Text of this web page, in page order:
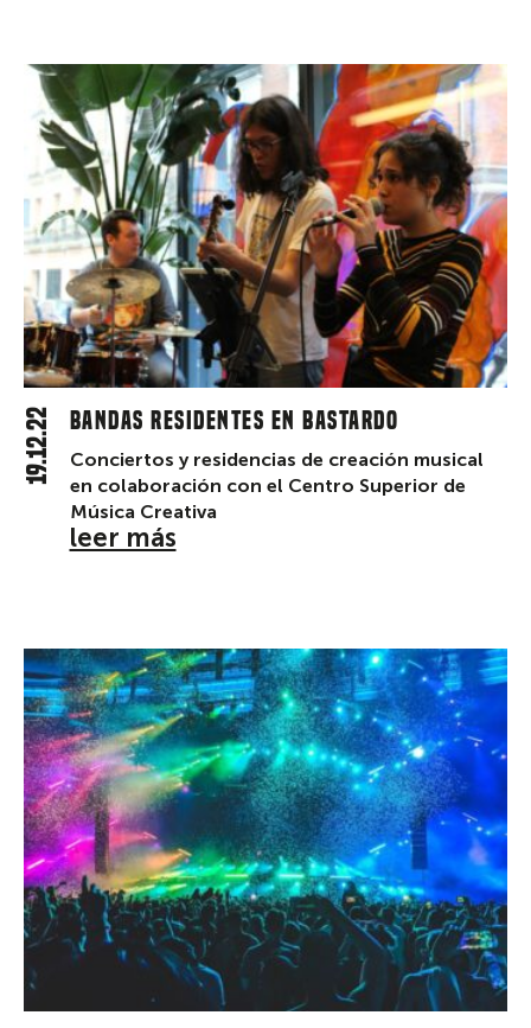
Bandas residentes en Bastardo
19.12.22
Conciertos y residencias de creación musical
en colaboración con el Centro Superior de
Música Creativa
leer más